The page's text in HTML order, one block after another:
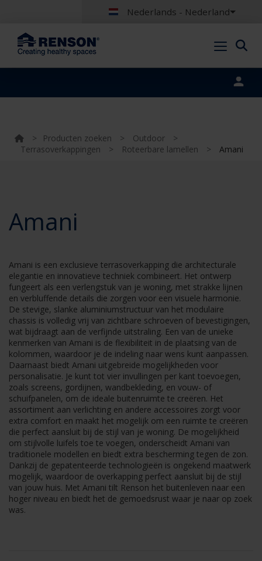
Nederlands - Nederland
> Producten zoeken > Outdoor
>
Terrasoverkappingen
> Roteerbare lamellen > Amani
Amani
Amani is een exclusieve terrasoverkapping die architecturale
elegantie en innovatieve techniek combineert. Het ontwerp
fungeert als een verlengstuk van je woning, met strakke lijnen
en verbluffende details die zorgen voor een visuele harmonie.
De stevige, slanke aluminiumstructuur van het modulaire
chassis is volledig vrij van zichtbare schroeven of bevestigingen,
wat bijdraagt aan de verfijnde uitstraling. Een van de unieke
kenmerken van Amani is de flexibiliteit in de plaatsing van de
kolommen, waardoor je de indeling naar wens kunt aanpassen.
Daarnaast biedt Amani uitgebreide mogelijkheden voor
personalisatie. Je kunt tot vier invullingen per kant toevoegen,
zoals screens, gordijnen, wandbekleding, en vouw- of
schuifpanelen, om de ideale buitenruimte te creëren. Het
assortiment aan verlichting en andere accessoires zorgt voor
extra comfort en maakt het mogelijk om een ruimte te creëren
die perfect aansluit bij de stijl van je woning. De mogelijkheid
om stijlvolle luifels toe te voegen, onderscheidt Amani van
traditionele modellen en biedt extra bescherming tegen de zon.
Dankzij de gepatenteerde technologieën is ongekend maatwerk
mogelijk, waardoor de overkapping perfect aansluit bij de stijl
van jouw huis. Met Amani tilt Renson het buitenleven naar een
hoger niveau en biedt het de gemoedsrust waar je naar op zoek
was.